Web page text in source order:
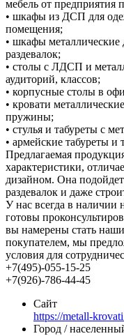
мебель от предприятия
• шкафы из ДСП для
помещения;
• шкафы металлические
раздевалок;
• столы с ЛДСП и
аудиторий, классов;
• корпусные столы в
• кровати
пружины;
• стулья и табуреты с
• армейские табуреты и
Предлагаемая
характеристики,
дизайном. Она
раздевалок и даже
У нас всегда в наличии
готовы
вы намерены стать
покупателем, мы
условия для
+7(495)-055-15-25
+7(926)-786-44-45
Сайт
https://metall-
Город /